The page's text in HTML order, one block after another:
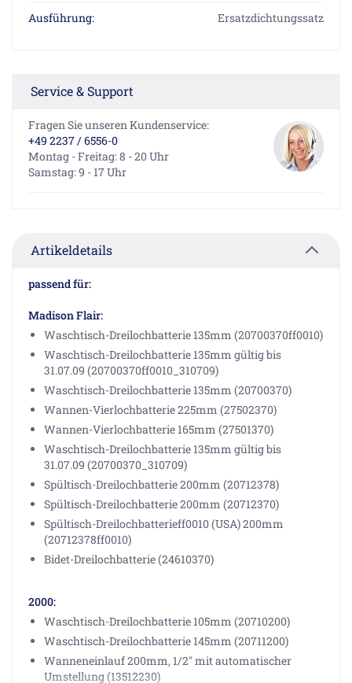
Ausführung: Ersatzdichtungssatz
Service & Support
Fragen Sie unseren Kundenservice:
+49 2237 / 6556-0
Montag - Freitag: 8 - 20 Uhr
Samstag: 9 - 17 Uhr
Artikeldetails
passend für:
Madison Flair:
Waschtisch-Dreilochbatterie 135mm (20700370ff0010)
Waschtisch-Dreilochbatterie 135mm gültig bis
31.07.09 (20700370ff0010_310709)
Waschtisch-Dreilochbatterie 135mm (20700370)
Wannen-Vierlochbatterie 225mm (27502370)
Wannen-Vierlochbatterie 165mm (27501370)
Waschtisch-Dreilochbatterie 135mm gültig bis
31.07.09 (20700370_310709)
Spültisch-Dreilochbatterie 200mm (20712378)
Spültisch-Dreilochbatterie 200mm (20712370)
Spültisch-Dreilochbatterieff0010 (USA) 200mm
(20712378ff0010)
Bidet-Dreilochbatterie (24610370)
2000:
Waschtisch-Dreilochbatterie 105mm (20710200)
Waschtisch-Dreilochbatterie 145mm (20711200)
Wanneneinlauf 200mm, 1/2" mit automatischer
Umstellung (13512230)